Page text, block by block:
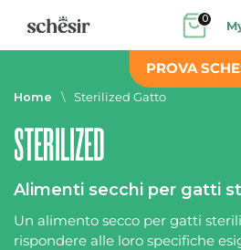
contenuto
0
PROVA
Home \ Sterilized Gatto
STERILIZED
Alimenti secchi per gatti
Un alimento secco per gatti
rispondere alle loro specifiche